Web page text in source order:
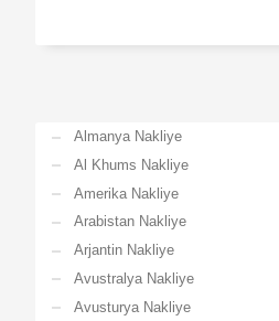
Almanya Nakliye
Al Khums Nakliye
Amerika Nakliye
Arabistan Nakliye
Arjantin Nakliye
Avustralya Nakliye
Avusturya Nakliye